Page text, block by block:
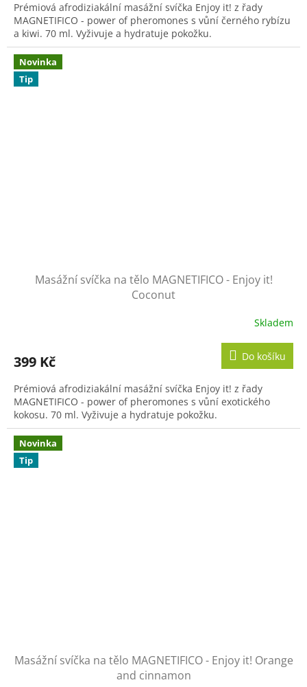
Prémiová afrodiziakální masážní svíčka Enjoy it! z řady
MAGNETIFICO - power of pheromones s vůní černého rybízu
a kiwi. 70 ml. Vyživuje a hydratuje pokožku.
Novinka
Tip
Masážní svíčka na tělo MAGNETIFICO - Enjoy it!
Coconut
je
z
5
hvězdiček.
Skladem
399 Kč Do košíku
Prémiová afrodiziakální masážní svíčka Enjoy it! z řady
MAGNETIFICO - power of pheromones s vůní exotického
kokosu. 70 ml. Vyživuje a hydratuje pokožku.
Novinka
Tip
Masážní svíčka na tělo MAGNETIFICO - Enjoy it! Orange
and cinnamon